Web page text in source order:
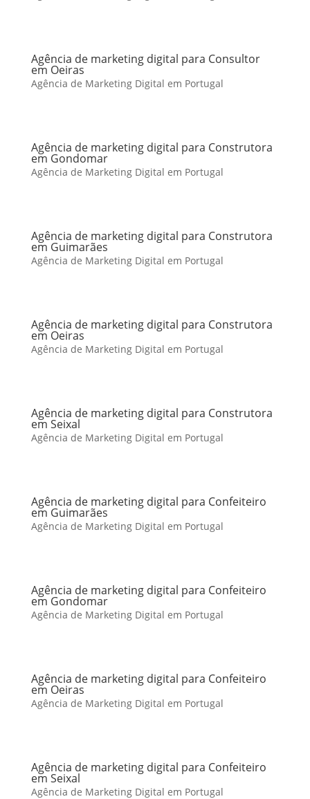
Agência de marketing digital para Consultor
em Oeiras
Agência de Marketing Digital em Portugal
Agência de marketing digital para Construtora
em Gondomar
Agência de Marketing Digital em Portugal
Agência de marketing digital para Construtora
em Guimarães
Agência de Marketing Digital em Portugal
Agência de marketing digital para Construtora
em Oeiras
Agência de Marketing Digital em Portugal
Agência de marketing digital para Construtora
em Seixal
Agência de Marketing Digital em Portugal
Agência de marketing digital para Confeiteiro
em Guimarães
Agência de Marketing Digital em Portugal
Agência de marketing digital para Confeiteiro
em Gondomar
Agência de Marketing Digital em Portugal
Agência de marketing digital para Confeiteiro
em Oeiras
Agência de Marketing Digital em Portugal
Agência de marketing digital para Confeiteiro
em Seixal
Agência de Marketing Digital em Portugal